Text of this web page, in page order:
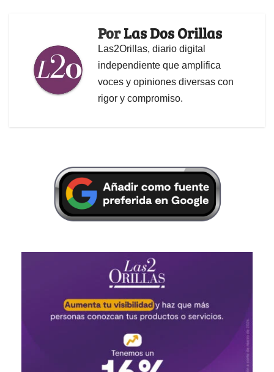
PorLas Dos Orillas
Las2Orillas, diario digital
independiente que amplifica
voces y opiniones diversas con
rigor y compromiso.